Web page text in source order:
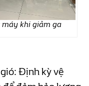
máy khi giảm ga
Định kỳ vệ